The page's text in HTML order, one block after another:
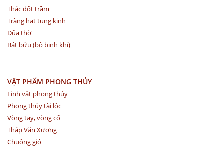
Thác đốt trầm
Tràng hạt tụng kinh
Đũa thờ
Bát bửu (bộ binh khí)
VẬT PHẨM PHONG THỦY
Linh vật phong thủy
Phong thủy tài lộc
Vòng tay, vòng cổ
Tháp Văn Xương
Chuông gió